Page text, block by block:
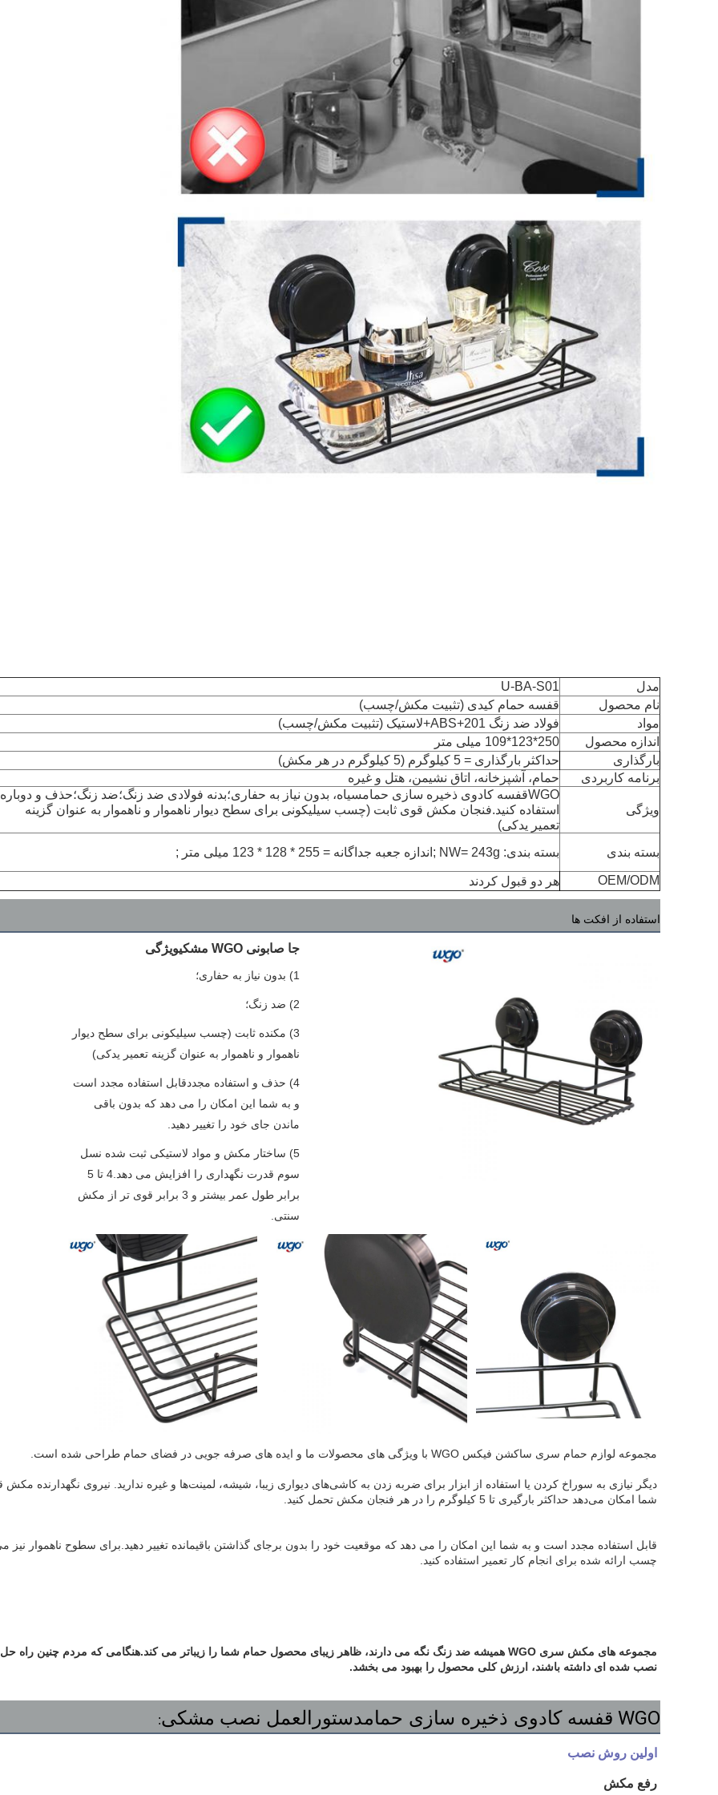
مدل
U-BA-S01
نام محصول
قفسه حمام کیدی (تثبیت مکش/چسب)
مواد
فولاد ضد زنگ 201+ABS+لاستیک (تثبیت مکش/چسب)
اندازه محصول
250*123*109 میلی متر
بارگذاری
حداکثر بارگذاری = 5 کیلوگرم (5 کیلوگرم در هر مکش)
برنامه کاربردی
حمام، آشپزخانه، اتاق نشیمن، هتل و غیره
ویژگی
WGOقفسه کادوی ذخیره سازی حمامسیاه، بدون نیاز به حفاری؛بدنه فولادی ضد زنگ؛ضد زنگ؛حذف و دوباره
استفاده کنید.فنجان مکش قوی ثابت (چسب سیلیکونی برای سطح دیوار ناهموار و ناهموار به عنوان گزینه
تعمیر یدکی)
بسته بندی
بسته بندی: NW= 243g ;اندازه جعبه جداگانه = 255 * 128 * 123 میلی متر ;
OEM/ODM هر دو قبول کردند
استفاده از افکت ها
جا صابونی WGO مشکی ویژگی
1) بدون نیاز به حفاری؛
2) ضد زنگ؛
ناهموار و ناهموار به عنوان گزینه تعمیر یدکی)
ماندن جای خود را تغییر دهید.
سنتی.
مجموعه لوازم حمام سری ساکشن فیکس WGO با ویژگی های محصولات ما و ایده های صرفه جویی در فضای حمام طراحی شده است.
شما امکان می‌دهد حداکثر بارگیری تا 5 کیلوگرم را در هر فنجان مکش تحمل کنید.
چسب ارائه شده برای انجام کار تعمیر استفاده کنید.
نصب شده ای داشته باشند، ارزش کلی محصول را بهبود می بخشد.
WGO قفسه کادوی ذخیره سازی حمامدستورالعمل نصب مشکی:
اولین روش نصب
رفع مکش